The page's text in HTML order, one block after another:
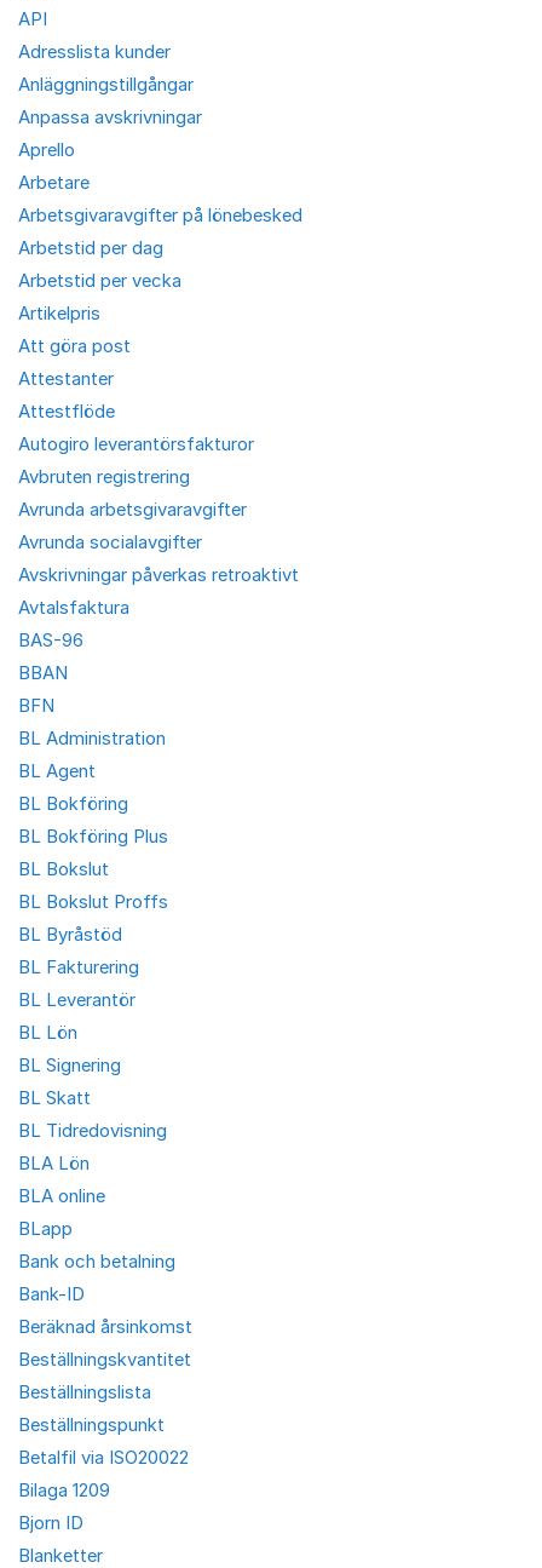
API
Adresslista kunder
Anläggningstillgångar
Anpassa avskrivningar
Aprello
Arbetare
Arbetsgivaravgifter på lönebesked
Arbetstid per dag
Arbetstid per vecka
Artikelpris
Att göra post
Attestanter
Attestflöde
Autogiro leverantörsfakturor
Avbruten registrering
Avrunda arbetsgivaravgifter
Avrunda socialavgifter
Avskrivningar påverkas retroaktivt
Avtalsfaktura
BAS-96
BBAN
BFN
BL Administration
BL Agent
BL Bokföring
BL Bokföring Plus
BL Bokslut
BL Bokslut Proffs
BL Byråstöd
BL Fakturering
BL Leverantör
BL Lön
BL Signering
BL Skatt
BL Tidredovisning
BLA Lön
BLA online
BLapp
Bank och betalning
Bank-ID
Beräknad årsinkomst
Beställningskvantitet
Beställningslista
Beställningspunkt
Betalfil via ISO20022
Bilaga 1209
Bjorn ID
Blanketter